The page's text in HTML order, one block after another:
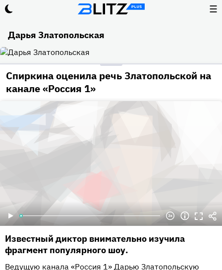
☰
Дарья Златопольская
Спиркина оценила речь Златопольской на
канале «Россия 1»
Известный диктор внимательно изучила
фрагмент популярного шоу.
Ведущую канала «Россия 1» Дарью Златопольскую